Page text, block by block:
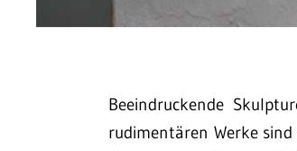
Beeindruckende
rudimentären Werke